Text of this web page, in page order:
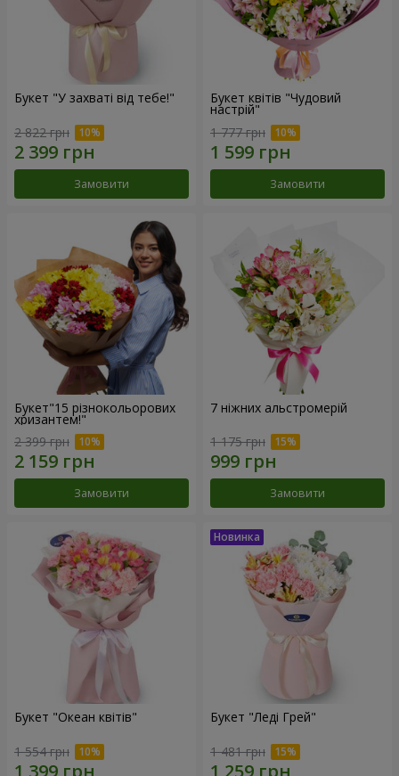
Букет "У захваті від тебе!"
2 822 грн
Замовити
Букет квітів "Чудовий
настрій"
1 777 грн
Замовити
Букет"15 різнокольорових
хризантем!"
2 399 грн
Замовити
7 ніжних альстромерій
1 175 грн
Замовити
Букет "Океан квітів"
1 554 грн
Букет "Леді Грей"
1 481 грн